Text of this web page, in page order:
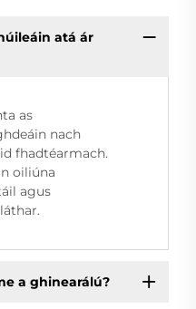
atá ár
as
nach
fhadtéarmach.
oiliúna
agus
a ghinearálú?